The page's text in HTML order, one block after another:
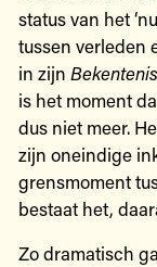
status van het
tussen verleden
in zijn
is het moment
dus niet meer.
zijn oneindige
grensmoment
bestaat het,
Zo dramatisch